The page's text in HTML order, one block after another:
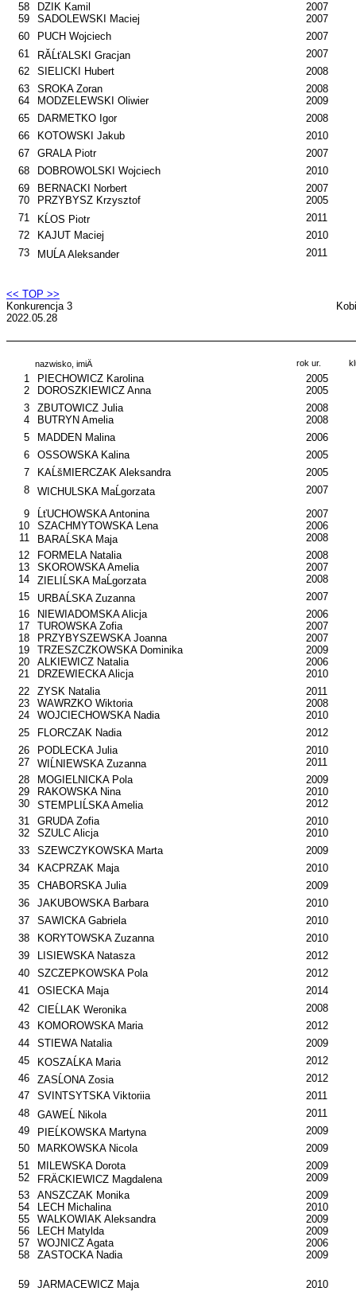
58 DZIK Kamil
2007
59
SADOLEWSKI Maciej
2007
60
PUCH Wojciech
2007
61
RĂĹťALSKI Gracjan
2007
62
SIELICKI Hubert
2008
63
SROKA Zoran
2008
64
MODZELEWSKI Oliwier
2009
65
DARMETKO Igor
2008
66
KOTOWSKI Jakub
2010
67
GRALA Piotr
2007
68
DOBROWOLSKI Wojciech
2010
69
BERNACKI Norbert
2007
70
PRZYBYSZ Krzysztof
2005
71
KĹOS Piotr
2011
72
KAJUT Maciej
2010
73
MUĹA Aleksander 2011
<< TOP >>
Konkurencja 3
2022.05.28
nazwisko, imiÄ rok ur.
1 PIECHOWICZ Karolina
2005
2
DOROSZKIEWICZ Anna
2005
3
ZBUTOWICZ Julia
2008
4
BUTRYN Amelia
2008
5
MADDEN Malina
2006
6
OSSOWSKA Kalina
2005
7
KAĹšMIERCZAK Aleksandra
2005
8
WICHULSKA MaĹgorzata
2007
9
ĹťUCHOWSKA Antonina
2007
10
SZACHMYTOWSKA Lena
2006
11
BARAĹSKA Maja
2008
12
FORMELA Natalia
2008
13
SKOROWSKA Amelia
2007
14
ZIELIĹSKA MaĹgorzata
2008
15
URBAĹSKA Zuzanna
2007
16
NIEWIADOMSKA Alicja
2006
17
TUROWSKA Zofia
2007
18
PRZYBYSZEWSKA Joanna
2007
19
TRZESZCZKOWSKA Dominika
2009
20
ALKIEWICZ Natalia
2006
21
DRZEWIECKA Alicja
2010
22
ZYSK Natalia
2011
23
WAWRZKO Wiktoria
2008
24
WOJCIECHOWSKA Nadia
2010
25
FLORCZAK Nadia
2012
26
PODLECKA Julia
2010
27
WIĹNIEWSKA Zuzanna
2011
28
MOGIELNICKA Pola
2009
29
RAKOWSKA Nina
2010
30
STEMPLIĹSKA Amelia
2012
31
GRUDA Zofia
2010
32
SZULC Alicja
2010
33
SZEWCZYKOWSKA Marta
2009
34
KACPRZAK Maja
2010
35
CHABORSKA Julia
2009
36
JAKUBOWSKA Barbara
2010
37
SAWICKA Gabriela
2010
38
KORYTOWSKA Zuzanna
2010
39
LISIEWSKA Natasza
2012
40
SZCZEPKOWSKA Pola
2012
41
OSIECKA Maja
2014
42
CIEĹLAK Weronika
2008
43
KOMOROWSKA Maria
2012
44
STIEWA Natalia
2009
45
KOSZAĹKA Maria
2012
46
ZASĹONA Zosia
2012
47
SVINTSYTSKA Viktoriia
2011
48
GAWEĹ Nikola
2011
49
PIEĹKOWSKA Martyna
2009
50
MARKOWSKA Nicola
2009
51
MILEWSKA Dorota
2009
52
FRÄCKIEWICZ Magdalena
2009
53
ANSZCZAK Monika
2009
54
LECH Michalina
2010
55
WALKOWIAK Aleksandra
2009
56
LECH Matylda
2009
57
WOJNICZ Agata
2006
58
ZASTOCKA Nadia 2009
59 JARMACEWICZ Maja 2010